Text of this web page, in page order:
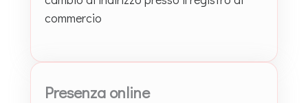
commercio
Presenza online